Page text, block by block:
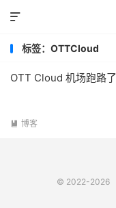

标签：OTTCloud
OTT Cloud 机场跑路了
 博客
© 2022-2026